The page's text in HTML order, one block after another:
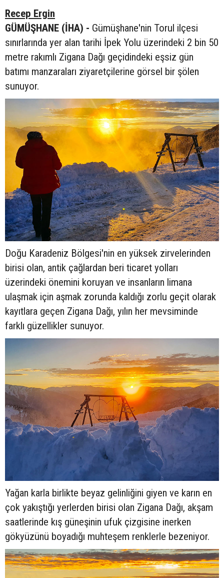
Recep Ergin
GÜMÜŞHANE (İHA) - Gümüşhane'nin Torul ilçesi
sınırlarında yer alan tarihi İpek Yolu üzerindeki 2 bin 50
metre rakımlı Zigana Dağı geçidindeki eşsiz gün
batımı manzaraları ziyaretçilerine görsel bir şölen
sunuyor.
Doğu Karadeniz Bölgesi'nin en yüksek zirvelerinden
birisi olan, antik çağlardan beri ticaret yolları
üzerindeki önemini koruyan ve insanların limana
ulaşmak için aşmak zorunda kaldığı zorlu geçit olarak
kayıtlara geçen Zigana Dağı, yılın her mevsiminde
farklı güzellikler sunuyor.
Yağan karla birlikte beyaz gelinliğini giyen ve karın en
çok yakıştığı yerlerden birisi olan Zigana Dağı, akşam
saatlerinde kış güneşinin ufuk çizgisine inerken
gökyüzünü boyadığı muhteşem renklerle bezeniyor.